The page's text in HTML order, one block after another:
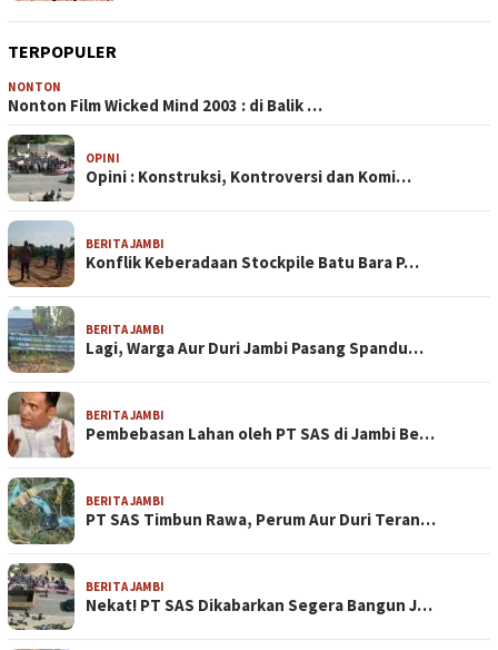
TERPOPULER
NONTON
Nonton Film Wicked Mind 2003 : di Balik …
OPINI
Opini : Konstruksi, Kontroversi dan Komi…
BERITA JAMBI
Konflik Keberadaan Stockpile Batu Bara P…
BERITA JAMBI
Lagi, Warga Aur Duri Jambi Pasang Spandu…
BERITA JAMBI
Pembebasan Lahan oleh PT SAS di Jambi Be…
BERITA JAMBI
PT SAS Timbun Rawa, Perum Aur Duri Teran…
BERITA JAMBI
Nekat! PT SAS Dikabarkan Segera Bangun J…